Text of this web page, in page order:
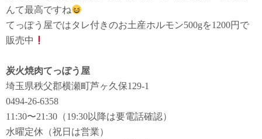
んて最高ですね
てっぽう屋ではタレ付きのお土産ホルモン500gを1200円で
販売中
炭火焼肉てっぽう屋
埼玉県秩父郡横瀬町芦ヶ久保129-1
0494-26-6358
11:30〜21:30（19:30以降は要電話確認）
水曜定休（祝日は営業）